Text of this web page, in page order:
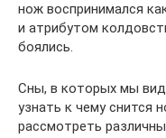
нож воспринимался
и атрибутом
боялись.
Сны, в которых мы
узнать к чему снится
рассмотреть